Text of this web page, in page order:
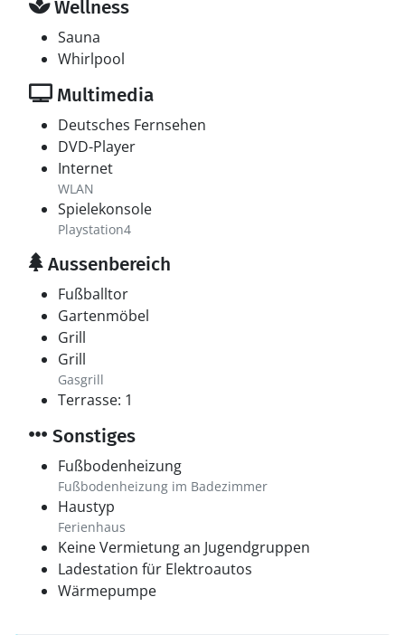
Wellness
Sauna
Whirlpool
Multimedia
Deutsches Fernsehen
DVD-Player
Internet
WLAN
Spielekonsole
Playstation4
Aussenbereich
Fußballtor
Gartenmöbel
Grill
Grill
Gasgrill
Terrasse: 1
Sonstiges
Fußbodenheizung
Fußbodenheizung im Badezimmer
Haustyp
Ferienhaus
Keine Vermietung an Jugendgruppen
Ladestation für Elektroautos
Wärmepumpe